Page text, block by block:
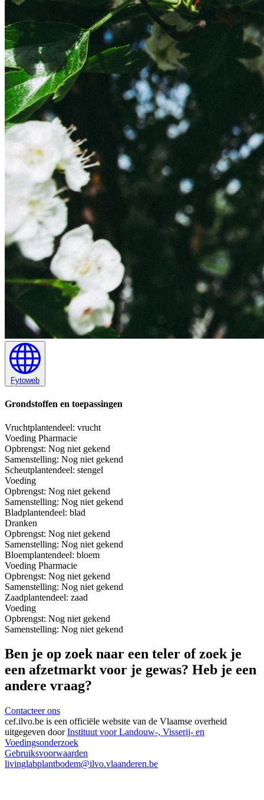
Fytoweb
Grondstoffen en toepassingen
Vruchtplantendeel: vrucht
Voeding Pharmacie
Opbrengst: Nog niet gekend
Samenstelling: Nog niet gekend
Scheutplantendeel: stengel
Voeding
Opbrengst: Nog niet gekend
Samenstelling: Nog niet gekend
Bladplantendeel: blad
Dranken
Opbrengst: Nog niet gekend
Samenstelling: Nog niet gekend
Bloemplantendeel: bloem
Voeding Pharmacie
Opbrengst: Nog niet gekend
Samenstelling: Nog niet gekend
Zaadplantendeel: zaad
Voeding
Opbrengst: Nog niet gekend
Samenstelling: Nog niet gekend
Ben je op zoek naar een teler of zoek je
een afzetmarkt voor je gewas? Heb je een
andere vraag?
Contacteer ons
cef.ilvo.be is een officiële website van de Vlaamse overheid
uitgegeven doorInstituut voor Landouw-, Visserij- en
Voedingsonderzoek
Gebruiksvoorwaarden
livinglabplantbodem@ilvo.vlaanderen.be